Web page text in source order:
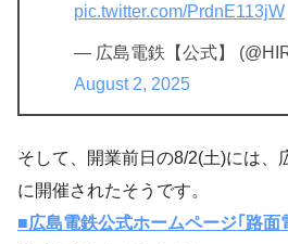
pic.twitter.com/PrdnE113jW
— 広島電鉄【公式】
August 2, 2025
そして、開業前日の8/2(土)には、
に開催されたそうです。
■広島電鉄公式ホームページ｢路面